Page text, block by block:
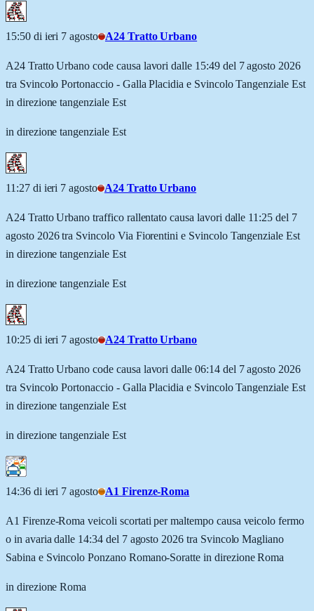
15:50 di ieri 7 agosto A24 Tratto Urbano
A24 Tratto Urbano code causa lavori dalle 15:49 del 7 agosto 2026
tra Svincolo Portonaccio - Galla Placidia e Svincolo Tangenziale Est
in direzione tangenziale Est
in direzione tangenziale Est
11:27 di ieri 7 agosto A24 Tratto Urbano
A24 Tratto Urbano traffico rallentato causa lavori dalle 11:25 del 7
agosto 2026 tra Svincolo Via Fiorentini e Svincolo Tangenziale Est
in direzione tangenziale Est
in direzione tangenziale Est
10:25 di ieri 7 agosto A24 Tratto Urbano
A24 Tratto Urbano code causa lavori dalle 06:14 del 7 agosto 2026
tra Svincolo Portonaccio - Galla Placidia e Svincolo Tangenziale Est
in direzione tangenziale Est
in direzione tangenziale Est
14:36 di ieri 7 agosto A1 Firenze-Roma
A1 Firenze-Roma veicoli scortati per maltempo causa veicolo fermo
o in avaria dalle 14:34 del 7 agosto 2026 tra Svincolo Magliano
Sabina e Svincolo Ponzano Romano-Soratte in direzione Roma
in direzione Roma